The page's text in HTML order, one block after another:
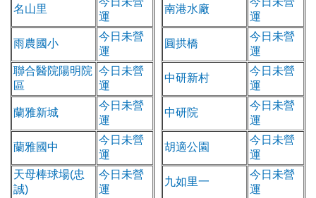
名山里
運
雨農國小
今日未營
運
聯合醫院陽明院
區
今日未營
運
蘭雅新城
今日未營
運
蘭雅國中
今日未營
運
天母棒球場(忠
誠)
今日未營
運
南港水廠
運
圓拱橋
今日未營
運
中研新村
今日未營
運
中研院
今日未營
運
胡適公園
今日未營
運
九如里一
今日未營
運